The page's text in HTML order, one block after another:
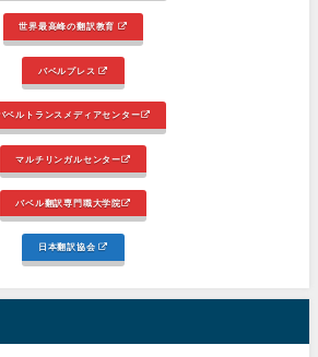
世界最高峰の翻訳教育
バベルプレス
ベルトランスメディアセンター
マルチリンガルセンター
バベル翻訳専門職大学院
日本翻訳協会